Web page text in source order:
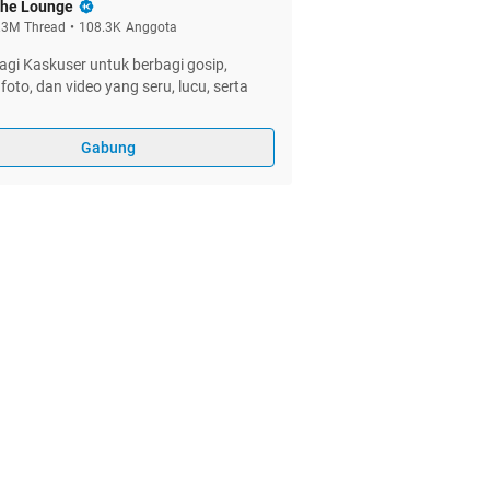
Lounge
Thread • 108.3K Anggota
Kaskuser untuk berbagi gosip,
dan video yang seru, lucu, serta
Gabung